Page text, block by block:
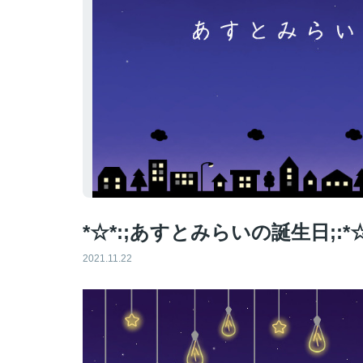
*☆*:;あすとみらいの誕生日
2021.11.22